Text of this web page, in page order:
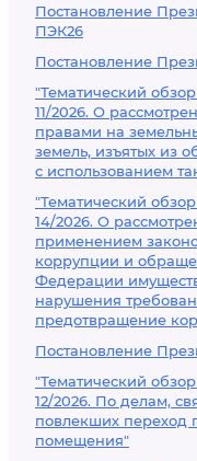
Постановление
ПЭК26
Постановление
"Тематический
11/2026. О
правами на
земель, изъятых из
с использованием
"Тематический
14/2026. О
применением
коррупции и
Федерации
нарушения
предотвращение
Постановление
"Тематический
12/2026. По делам,
повлекших переход
помещения"